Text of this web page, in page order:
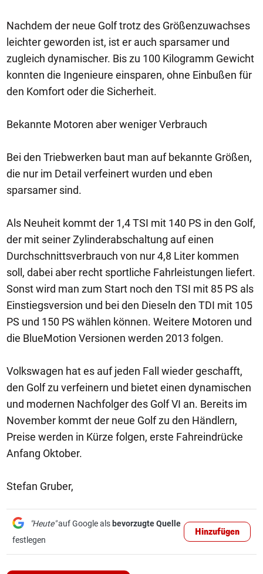
Nachdem der neue Golf trotz des Größenzuwachses
leichter geworden ist, ist er auch sparsamer und
zugleich dynamischer. Bis zu 100 Kilogramm Gewicht
konnten die Ingenieure einsparen, ohne Einbußen für
den Komfort oder die Sicherheit.
Bekannte Motoren aber weniger Verbrauch
Bei den Triebwerken baut man auf bekannte Größen,
die nur im Detail verfeinert wurden und eben
sparsamer sind.
Als Neuheit kommt der 1,4 TSI mit 140 PS in den Golf,
der mit seiner Zylinderabschaltung auf einen
Durchschnittsverbrauch von nur 4,8 Liter kommen
soll, dabei aber recht sportliche Fahrleistungen liefert.
Sonst wird man zum Start noch den TSI mit 85 PS als
Einstiegsversion und bei den Dieseln den TDI mit 105
PS und 150 PS wählen können. Weitere Motoren und
die BlueMotion Versionen werden 2013 folgen.
Volkswagen hat es auf jeden Fall wieder geschafft,
den Golf zu verfeinern und bietet einen dynamischen
und modernen Nachfolger des Golf VI an. Bereits im
November kommt der neue Golf zu den Händlern,
Preise werden in Kürze folgen, erste Fahreindrücke
Anfang Oktober.
Stefan Gruber,
"Heute"auf Google als bevorzugte Quelle
festlegen
Hinzufügen